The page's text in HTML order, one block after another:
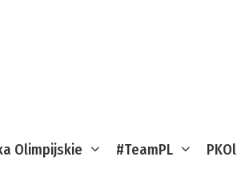
Olimpijskie #TeamPL PKOl